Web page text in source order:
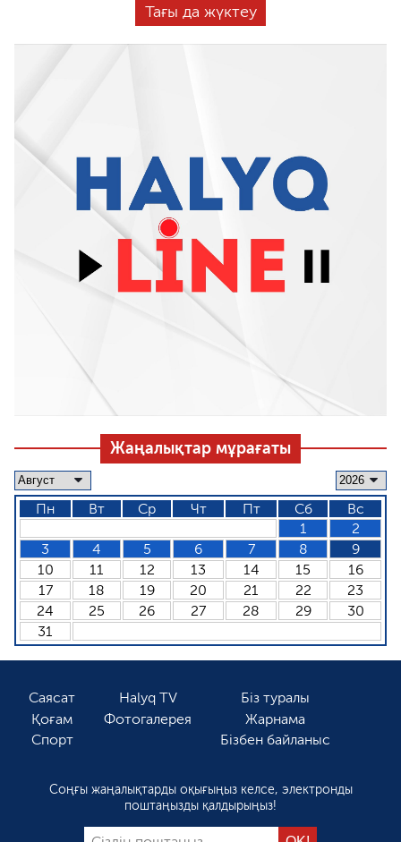
Тағы да жүктеу
Жаңалықтар мұрағаты
Пн Вт Ср Чт Пт Сб
Вс
1
2
3
4 5 6 7 8
9
10
11 12 13 14 15
16
17
18 19 20 21 22
23
24
25 26 27 28 29
30
31
Саясат
Қоғам
Спорт
Halyq TV
Фотогалерея
Біз туралы
Жарнама
Бізбен байланыс
Соңғы жаңалықтарды оқығыңыз келсе, электронды
поштаңызды қалдырыңыз!